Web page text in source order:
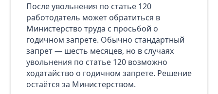
После увольнения по статье 120
работодатель может обратиться в
Министерство труда с просьбой о
годичном запрете. Обычно стандартный
запрет — шесть месяцев, но в случаях
увольнения по статье 120 возможно
ходатайство о годичном запрете. Решение
остаётся за Министерством.